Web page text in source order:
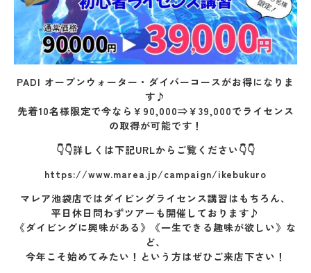
PADI オープンウォーター・ダイバーコースがお得になりま
す♪
先着10名様限定で今なら￥90,000⇒￥39,000でライセンス
の取得が可能です！
👇👇詳しくは下記URLからご覧ください👇👇
https://www.marea.jp/campaign/ikebukuro
マレア池袋店ではダイビングライセンス講習はもちろん、
平日休日問わずツアーも開催しております♪
《ダイビングに興味がある》《一生できる趣味が欲しい》な
ど、
今年こそ始めてみたい！という方はぜひご来店下さい！